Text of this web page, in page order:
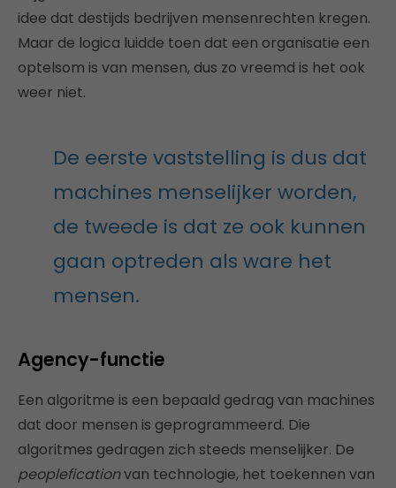
idee dat destijds bedrijven mensenrechten kregen.
Maar de logica luidde toen dat een organisatie een
optelsom is van mensen, dus zo vreemd is het ook
weer niet.
De eerste vaststelling is dus dat
machines menselijker worden,
de tweede is dat ze ook kunnen
gaan optreden als ware het
mensen.
Agency-functie
Een algoritme is een bepaald gedrag van machines
dat door mensen is geprogrammeerd. Die
algoritmes gedragen zich steeds menselijker. De
peopleficationvan technologie, het toekennen van